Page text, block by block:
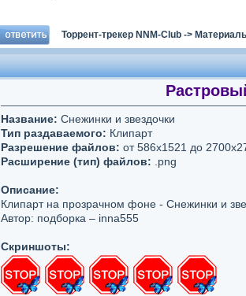
Торрент-трекер NNM-Club ->
Название: Снежинки и звездочки
Тип раздаваемого: Клипарт
Разрешение файлов: от 586х1521 до
Расширение (тип) файлов: .png
Описание:
Клипарт на прозрачном фоне - Снежинки и
Автор: подборка – inna555
Скриншоты: